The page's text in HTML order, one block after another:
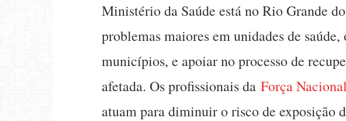
Ministério da Saúde está no Rio Grande
problemas maiores em unidades de
municípios, e apoiar no processo de
afetada. Os profissionais da Força
atuam para diminuir o risco de exposição